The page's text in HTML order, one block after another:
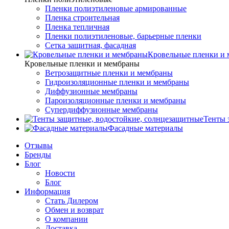
Пленки полиэтиленовые армированные
Пленка строительная
Пленка тепличная
Пленки полиэтиленовые, барьерные пленки
Сетка защитная, фасадная
Кровельные пленки и
Кровельные пленки и мембраны
Ветрозащитные пленки и мембраны
Гидроизоляционные пленки и мембраны
Диффузионные мембраны
Пароизоляционные пленки и мембраны
Супердиффузионные мембраны
Тенты
Фасадные материалы
Отзывы
Бренды
Блог
Новости
Блог
Информация
Стать Дилером
Обмен и возврат
О компании